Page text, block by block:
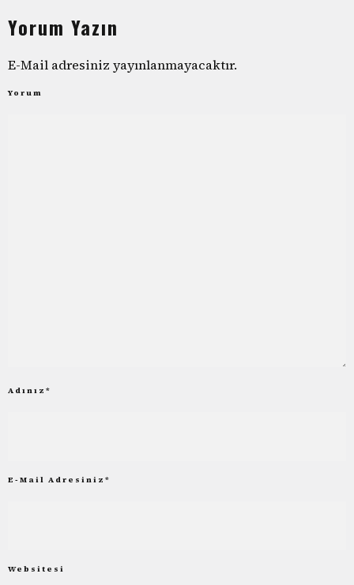
Yorum Yazın
E-Mail adresiniz yayınlanmayacaktır.
Yorum
Adınız *
E-Mail Adresiniz *
Websitesi